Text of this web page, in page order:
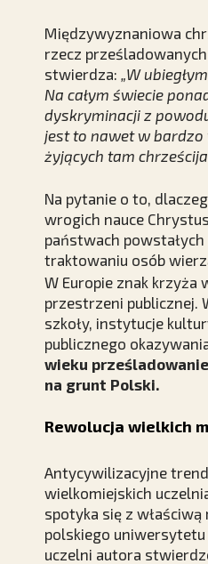
Międzywyznaniowa
rzecz
stwierdza: „W
Na całym świecie
dyskryminacji z
jest to nawet w
żyjących tam
Na pytanie o to,
wrogich nauce
państwach
traktowaniu osób
W Europie znak krzyża
przestrzeni publicznej.
szkoły, instytucje
publicznego
wieku
na grunt Polski.
Rewolucja wielkich
Antycywilizacyjne
wielkomiejskich
spotyka się z
polskiego
uczelni autora